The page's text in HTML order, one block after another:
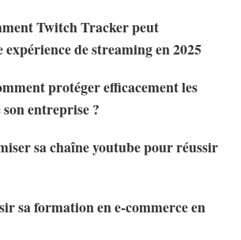
Twitch Tracker peut
de streaming en 2025
protéger efficacement les
son entreprise ?
sa chaîne youtube pour réussir
sa formation en e-commerce en